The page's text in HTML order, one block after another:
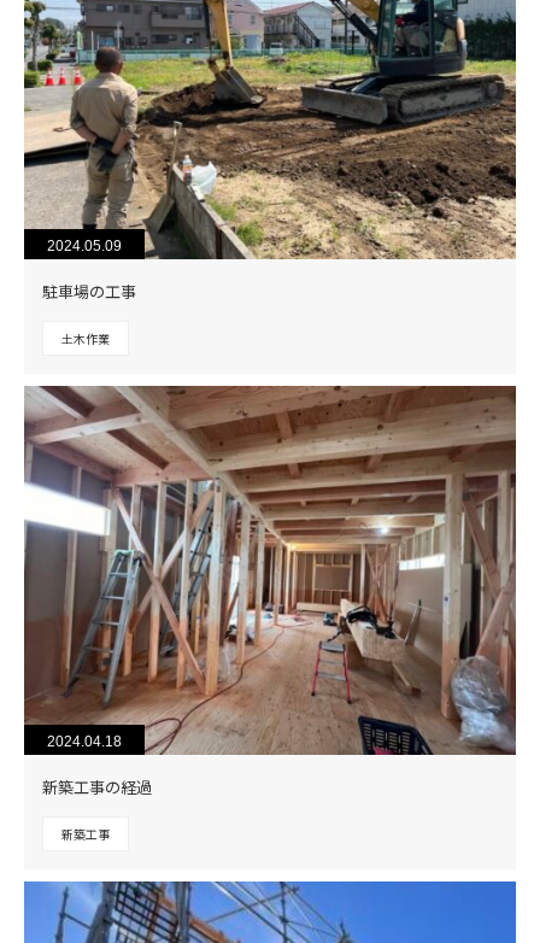
2024.05.09
駐車場の工事
土木作業
2024.04.18
新築工事の経過
新築工事